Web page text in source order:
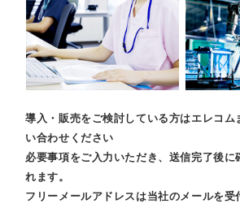
導入・販売をご検討している方はエレコム
い合わせください
必要事項をご入力いただき、送信完了後に
れます。
フリーメールアドレスは当社のメールを受